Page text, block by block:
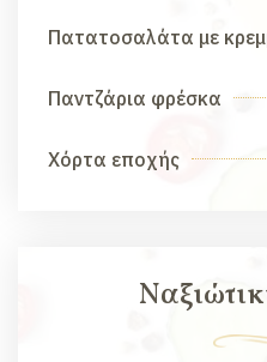
Πατατοσαλάτα με
Παντζάρια φρέσκα
Χόρτα εποχής